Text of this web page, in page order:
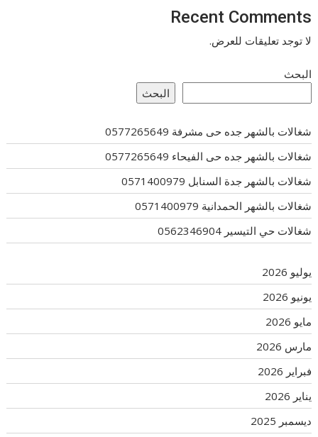
Recent Comments
لا توجد تعليقات للعرض.
البحث
البحث
شغالات بالشهر جده حى مشرفة 0577265649
شغالات بالشهر جده حى الفيحاء 0577265649
شغالات بالشهر جدة السنابل 0571400979
شغالات بالشهر الحمدانية 0571400979
شغالات حي التيسير 0562346904
يوليو 2026
يونيو 2026
مايو 2026
مارس 2026
فبراير 2026
يناير 2026
ديسمبر 2025